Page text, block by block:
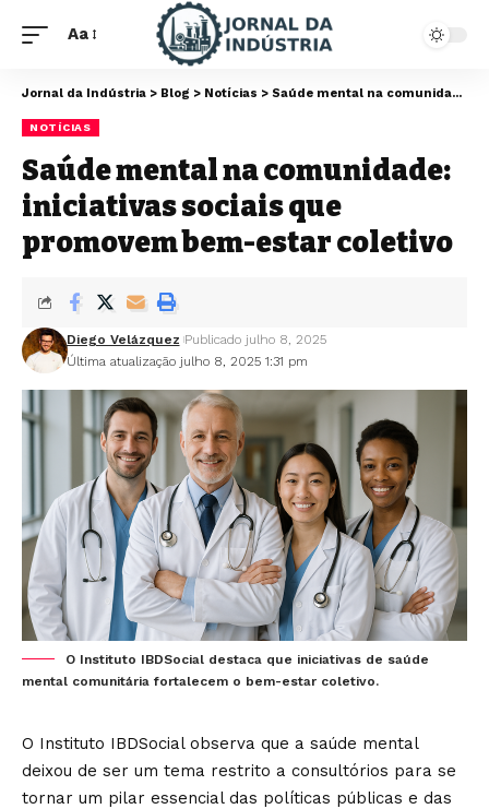
Aa
Jornal da Indústria > Blog > Notícias > Saúde mental na comunidade: iniciativas sociais que promovem bem-estar coletivo
NOTÍCIAS
Saúde mental na comunidade:
iniciativas sociais que
promovem bem-estar coletivo
Última atualização julho 8, 2025 1:31 pm
Diego Velázquez Publicado julho 8, 2025
O Instituto IBDSocial destaca que iniciativas de saúde
mental comunitária fortalecem o bem-estar coletivo.
O Instituto IBDSocialobserva que a saúde mental
deixou de ser um tema restrito a consultórios para se
tornar um pilar essencial das políticas públicas e das